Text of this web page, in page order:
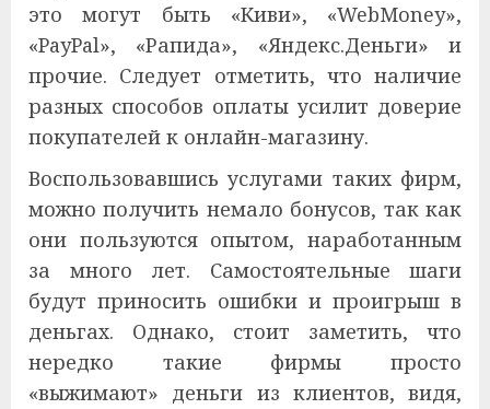
это могут быть «Киви», «WebMoney»,
«PayPal», «Рапида», «Яндекс.Деньги» и
прочие. Следует отметить, что наличие
разных способов оплаты усилит доверие
покупателей к онлайн-магазину.
Воспользовавшись услугами таких фирм,
можно получить немало бонусов, так как
они пользуются опытом, наработанным
за много лет. Самостоятельные шаги
будут приносить ошибки и проигрыш в
деньгах. Однако, стоит заметить, что
нередко такие фирмы просто
«выжимают» деньги из клиентов, видя,